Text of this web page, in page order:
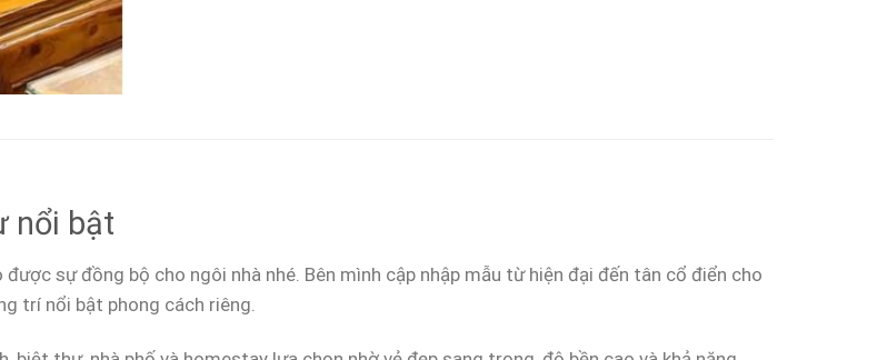
nổi bật
sự đồng bộ cho ngôi nhà nhé. Bên mình cập nhập mẫu từ hiện đại đến tân cổ điển cho
trí nổi bật phong cách riêng.